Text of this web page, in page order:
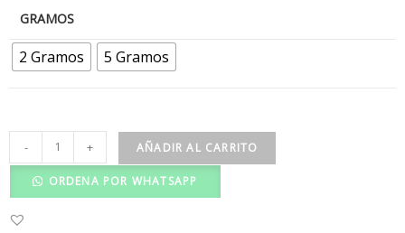
GRAMOS
2 Gramos 5 Gramos
- + AÑADIR AL CARRITO
ORDENA POR WHATSAPP